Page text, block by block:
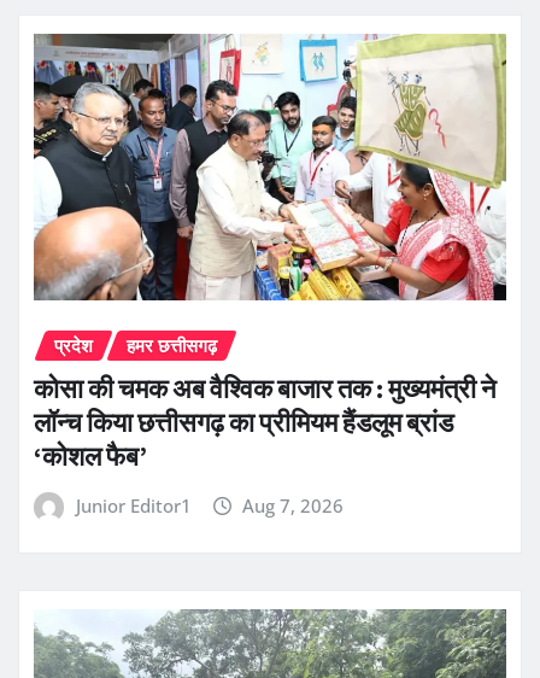
प्रदेश हमर छत्तीसगढ़
कोसा की चमक अब वैश्विक बाजार तक : मुख्यमंत्री ने
लॉन्च किया छत्तीसगढ़ का प्रीमियम हैंडलूम ब्रांड
‘कोशल फैब’
Junior Editor1 Aug 7, 2026